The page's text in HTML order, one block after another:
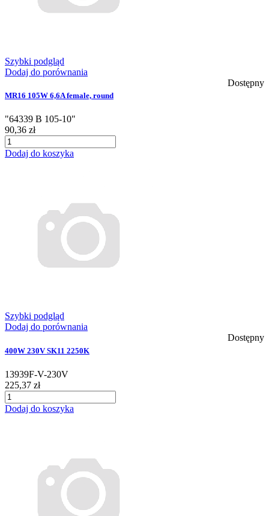
Szybki podgląd
Dodaj do porównania
Dostępny
MR16 105W 6,6A female, round
"64339 B 105-10"
90,36 zł
Dodaj do koszyka
Szybki podgląd
Dodaj do porównania
Dostępny
400W 230V SK11 2250K
13939F-V-230V
225,37 zł
Dodaj do koszyka